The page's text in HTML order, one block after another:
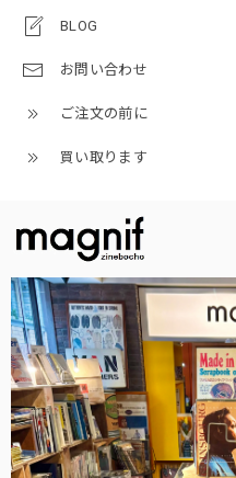
BLOG
お問い合わせ
ご注文の前に
買い取ります